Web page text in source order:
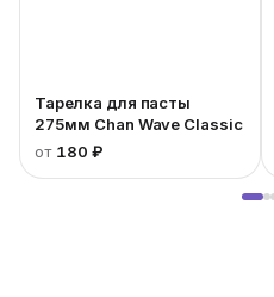
Тарелка для пасты
275мм Chan Wave Classic
от 180 ₽